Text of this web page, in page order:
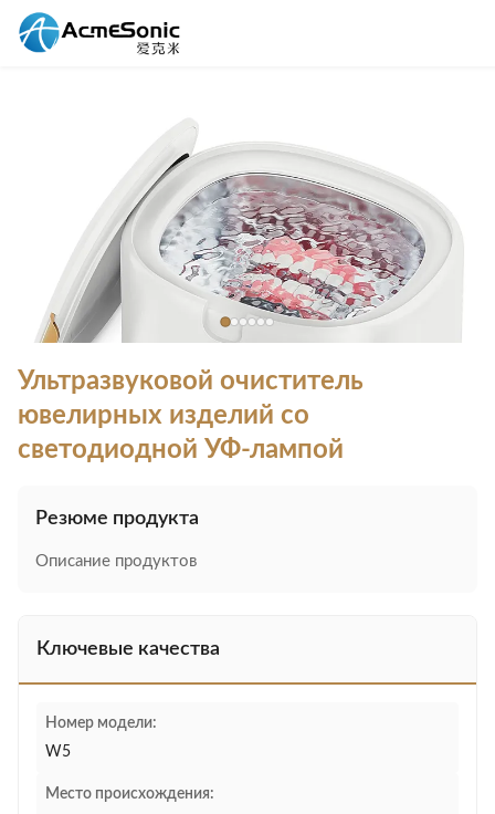
Ультразвуковой очиститель
ювелирных изделий со
светодиодной УФ-лампой
Резюме продукта
Описание продуктов
Ключевые качества
Номер модели:
W5
Место происхождения: